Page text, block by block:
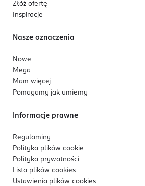
Złóż ofertę
Inspiracje
Nasze oznaczenia
Nowe
Mega
Mam więcej
Pomagamy jak umiemy
Informacje prawne
Regulaminy
Polityka plików cookie
Polityka prywatności
Lista plików cookies
Ustawienia plików cookies